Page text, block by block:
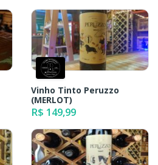
Vinho Tinto Peruzzo
(MERLOT)
R$ 149,99